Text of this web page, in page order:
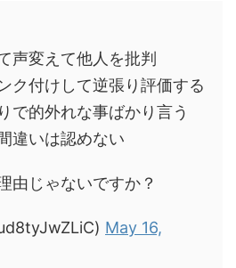
声変えて他人を批判
ク付けして逆張り評価する
で的外れな事ばかり言う
違いは認めない
由じゃないですか？
May 16,